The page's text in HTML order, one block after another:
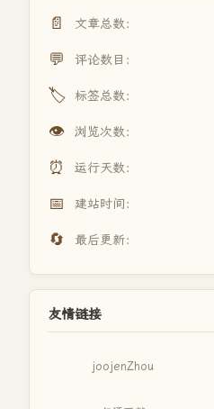
📄 文章总数：
💬 评论数目：
🏷️ 标签总数：
👁️ 浏览次数：
⏰ 运行天数：
📅 建站时间：
🔄 最后更新：
友情链接
joojenZhou